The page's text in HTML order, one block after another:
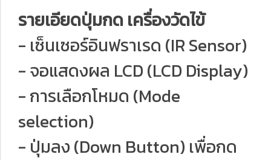
รายเอียดปุ่มกด เครื่องวัดไข้
- เซ็นเซอร์อินฟราเรด (IR Sensor)
- จอแสดงผล LCD (LCD Display)
- การเลือกโหมด (Mode
selection)
- ปุ่มลง (Down Button) เพื่อกด